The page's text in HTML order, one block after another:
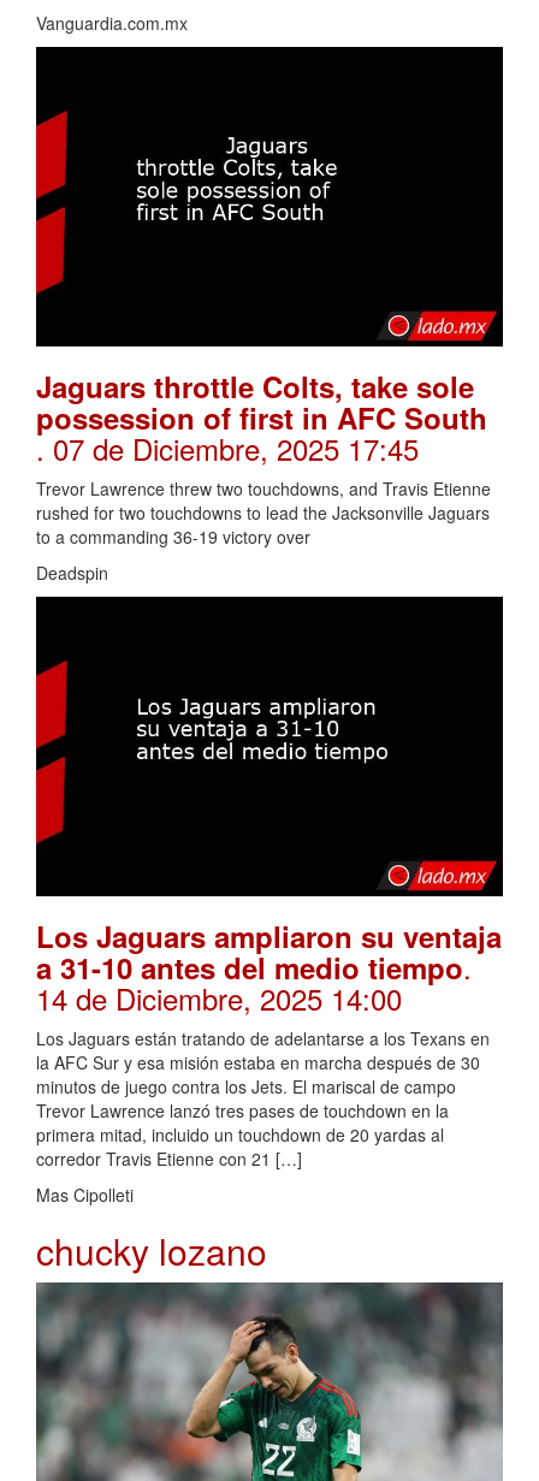
Vanguardia.com.mx
Jaguars throttle Colts, take sole
possession of first in AFC South
. 07 de Diciembre, 2025 17:45
Trevor Lawrence threw two touchdowns, and Travis Etienne
rushed for two touchdowns to lead the Jacksonville Jaguars
to a commanding 36-19 victory over
Deadspin
Los Jaguars ampliaron su ventaja
a 31-10 antes del medio tiempo.
14 de Diciembre, 2025 14:00
Los Jaguars están tratando de adelantarse a los Texans en
la AFC Sur y esa misión estaba en marcha después de 30
minutos de juego contra los Jets. El mariscal de campo
Trevor Lawrence lanzó tres pases de touchdown en la
primera mitad, incluido un touchdown de 20 yardas al
corredor Travis Etienne con 21 […]
Mas Cipolleti
chucky lozano